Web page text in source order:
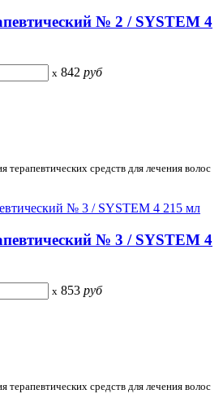
№ 2 / SYSTEM 4
x 842 руб
терапевтических средств для лечения волос
№ 3 / SYSTEM 4
x 853 руб
терапевтических средств для лечения волос